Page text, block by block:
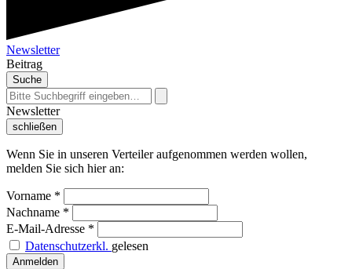
Newsletter
Beitrag
Suche
Newsletter
schließen
Wenn Sie in unseren Verteiler aufgenommen werden wollen,
melden Sie sich hier an:
Vorname *
Nachname *
E-Mail-Adresse *
Datenschutzerkl. gelesen